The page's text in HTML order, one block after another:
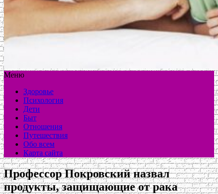
Меню
Здоровье
Психология
Дети
Быт
Отношения
Путешествия
Обо всем
Карта сайта
Профессор Покровский назвал
продукты, защищающие от рака